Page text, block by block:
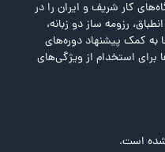
کار شریف و ایران را در
رزومه ساز دو زبانه،
به کمک پیشنهاد دوره‌های
برای استخدام از ویژگی‌های
شده است.